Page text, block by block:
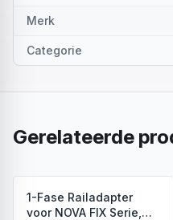
Merk
Categorie
Gerelateerde
1-Fase Railadapter
voor NOVA FIX Serie,